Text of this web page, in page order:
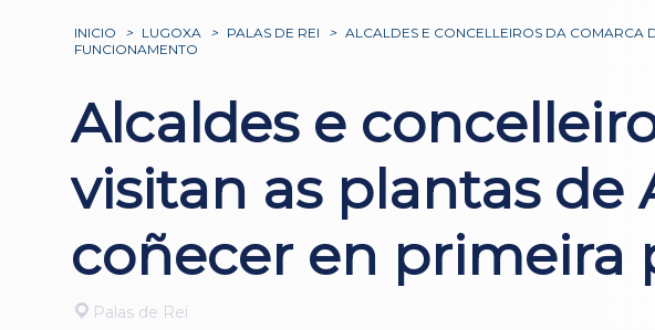
INICIO > LUGOXA > PALAS DE REI > ALCALDES E CONCELLEIROS DA COMARCA
FUNCIONAMENTO
Alcaldes e
visitan as plantas de
coñecer en primeira
Palas de Rei